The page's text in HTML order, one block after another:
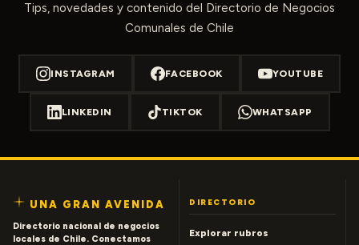
Tips, novedades y contenido del Directorio de Negocios
Comunales de Chile
INSTAGRAM FACEBOOK YOUTUBE
LINKEDIN TIKTOK WHATSAPP
UNA GRAN AVENIDA
Directorio nacional de negocios
locales de Chile. Conectamos
DIRECTORIO
Explorar rubros